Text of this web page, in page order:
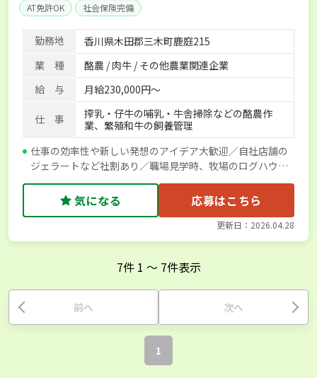
AT免許OK
社会保険完備
勤務地
香川県木田郡三木町鹿庭215
業 種
酪農 / 肉牛 / その他農業関連企業
給 与
月給230,000円～
仕 事
搾乳・仔牛の哺乳・牛舎掃除などの酪農作
業、繁殖和牛の飼養管理
仕事の効率性や新しい発想のアイデア大歓迎／自社店舗の
ジェラートなど社割あり／職場見学時、牧場のログハウス
の利用OK
気になる 応募はこちら
更新日：2026.04.28
7件 1 〜 7件表示
前へ 次へ
1